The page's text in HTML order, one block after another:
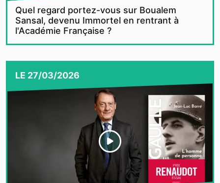
Quel regard portez-vous sur Boualem
Sansal, devenu Immortel en rentrant à
l'Académie Française ?
LE 27/03/2026